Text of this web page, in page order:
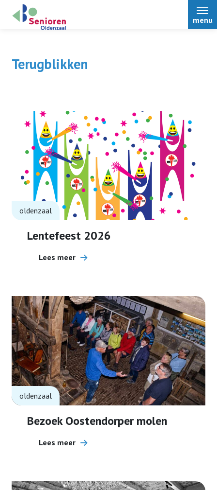
menu
Over ons
Nieuws
Bestuur
Informatie
Activiteiten
Contact
Lid worden
Terugblikken
oldenzaal
Lentefeest 2026
Lees meer
oldenzaal
Bezoek Oostendorper molen
Lees meer